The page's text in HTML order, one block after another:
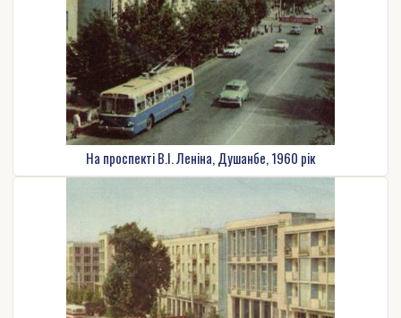
На проспекті В.І. Леніна, Душанбе, 1960 рік